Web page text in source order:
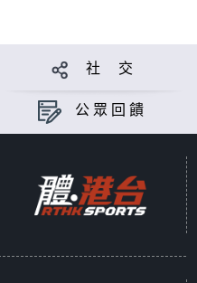
社 交
公眾回饋